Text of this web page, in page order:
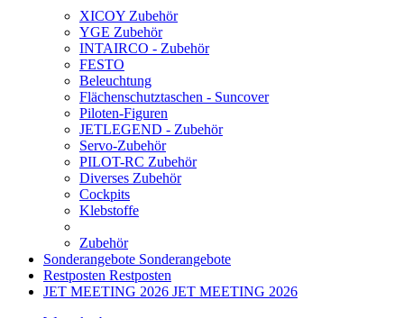
XICOY Zubehör
YGE Zubehör
INTAIRCO - Zubehör
FESTO
Beleuchtung
Flächenschutztaschen - Suncover
Piloten-Figuren
JETLEGEND - Zubehör
Servo-Zubehör
PILOT-RC Zubehör
Diverses Zubehör
Cockpits
Klebstoffe
Zubehör
Sonderangebote Sonderangebote
Restposten Restposten
JET MEETING 2026 JET MEETING 2026